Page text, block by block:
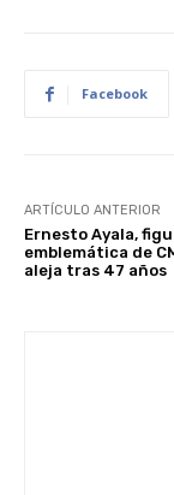
Facebook
ARTÍCULO ANTERIOR
Ernesto Ayala,
emblemática de
aleja tras 47 años